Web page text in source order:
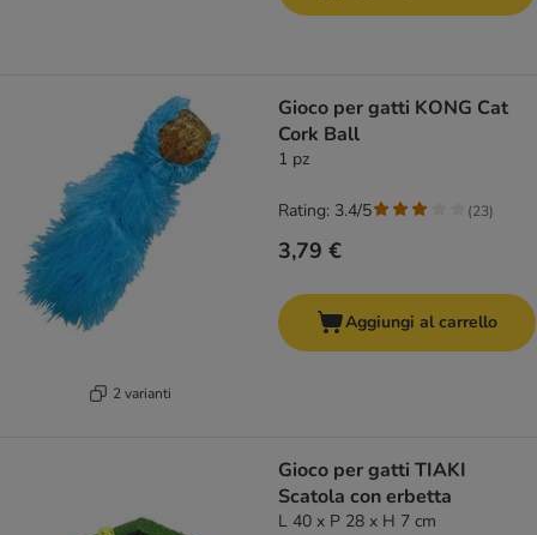
2 varianti
Gioco per gatti KONG Cat
Cork Ball
1 pz
3,79 €
Rating: 3.4/5 (23)
Aggiungi al carrello
Gioco per gatti TIAKI
Scatola con erbetta
L 40 x P 28 x H 7 cm